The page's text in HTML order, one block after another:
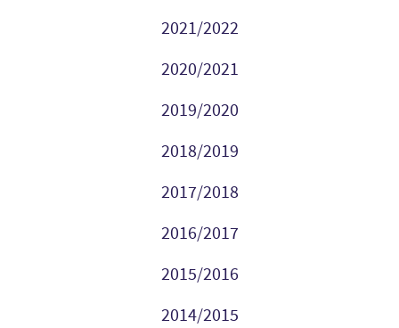
2021/2022
2020/2021
2019/2020
2018/2019
2017/2018
2016/2017
2015/2016
2014/2015